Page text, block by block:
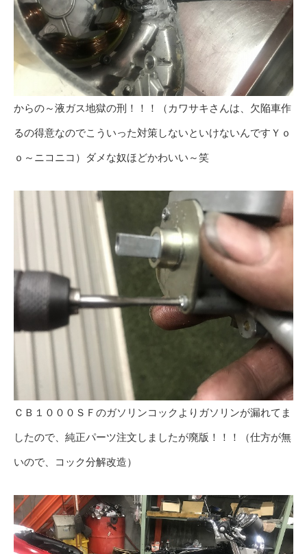
からの～液ガス地獄の刑！！！（カワサキさんは、欠陥車作
るの得意なのでこういった対策しないといけないんですＹｏ
ｏ～ニコニコ）ダメな奴ほどかわいい～笑
ＣＢ１０００ＳＦのガソリンコックよりガソリンが漏れてま
したので、純正パーツ注文しましたが廃版！！！（仕方が無
いので、コック分解改造）